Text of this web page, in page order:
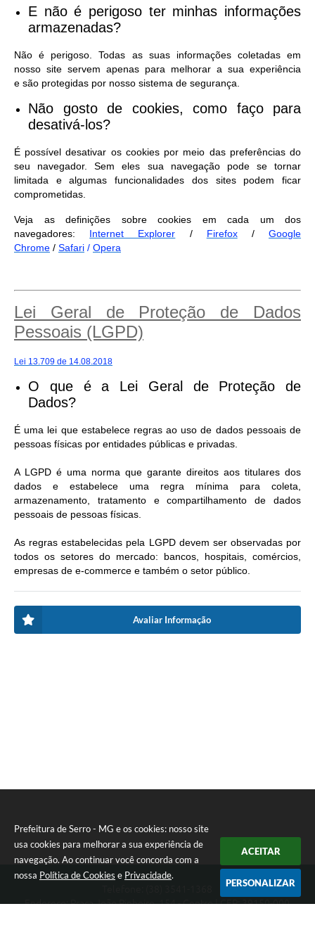
Prefeitura de Serro - MG e os cookies: nosso site
usa cookies para melhorar a sua experiência de
navegação. Ao continuar você concorda com a
nossa Política de Cookies e Privacidade.
ACEITAR
PERSONALIZAR
E não é perigoso ter minhas informações
armazenadas?
Não é perigoso. Todas as suas informações coletadas em
nosso site servem apenas para melhorar a sua experiência
e são protegidas por nosso sistema de segurança.
Não gosto de cookies, como faço para
desativá-los?
É possível desativar os cookies por meio das preferências do
seu navegador. Sem eles sua navegação pode se tornar
limitada e algumas funcionalidades dos sites podem ficar
comprometidas.
Veja as definições sobre cookies em cada um dos
navegadores: Internet Explorer / Firefox/Google
Chrome / Safari / Opera
Lei Geral de Proteção de Dados
Pessoais (LGPD)
Lei 13.709 de 14.08.2018
O que é a Lei Geral de Proteção de
Dados?
É uma lei que estabelece regras ao uso de dados pessoais de
pessoas físicas por entidades públicas e privadas.
A LGPD é uma norma que garante direitos aos titulares dos
dados e estabelece uma regra mínima para coleta,
armazenamento, tratamento e compartilhamento de dados
pessoais de pessoas físicas.
As regras estabelecidas pela LGPD devem ser observadas por
todos os setores do mercado: bancos, hospitais, comércios,
empresas de e-commerce e também o setor público.
Avaliar Informação
Endereço: Praça João Pinheiro, 154 - Centro | CEP: 39150-000